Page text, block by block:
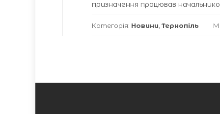
призначення працював
Категорія: Новини Тернопіль